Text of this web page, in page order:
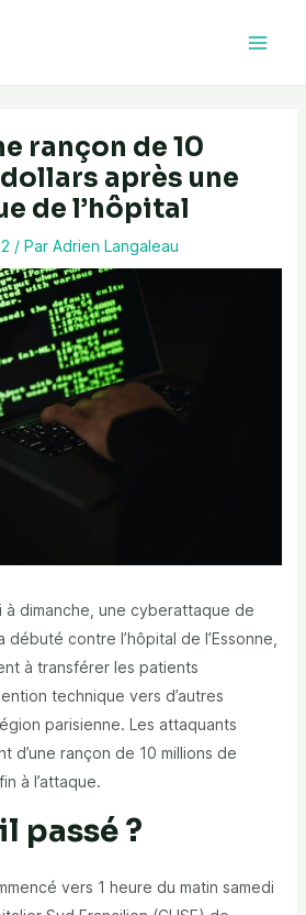
rançon de 10
après une
de l’hôpital
/ Par Adrien Langaleau
à dimanche, une cyberattaque de
contre l’hôpital de l’Essonne,
à transférer les patients
technique vers d’autres
parisienne. Les attaquants
d’une rançon de 10 millions de
à l’attaque.
passé ?
vers 1 heure du matin samedi